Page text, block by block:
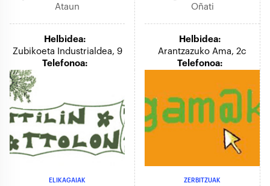
Ataun
Helbidea:
Zubikoeta Industrialdea, 9
Telefonoa:
Oñati
Helbidea:
Arantzazuko Ama, 2c
Telefonoa:
ELIKAGAIAK ZERBITZUAK